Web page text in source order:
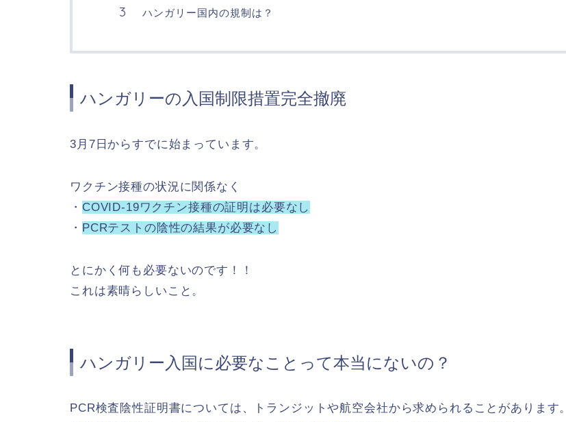
ハンガリー国内の規制は？
ハンガリーの入国制限措置完全撤廃
3月7日からすでに始まっています。
ワクチン接種の状況に関係なく
・ COVID-19ワクチン接種の証明は必要なし
・ PCRテストの陰性の結果が必要なし
とにかく何も必要ないのです！！
これは素晴らしいこと。
ハンガリー入国に必要なことって本当にないの？
PCR検査陰性証明書については、トランジットや航空会社から求められることがあります。